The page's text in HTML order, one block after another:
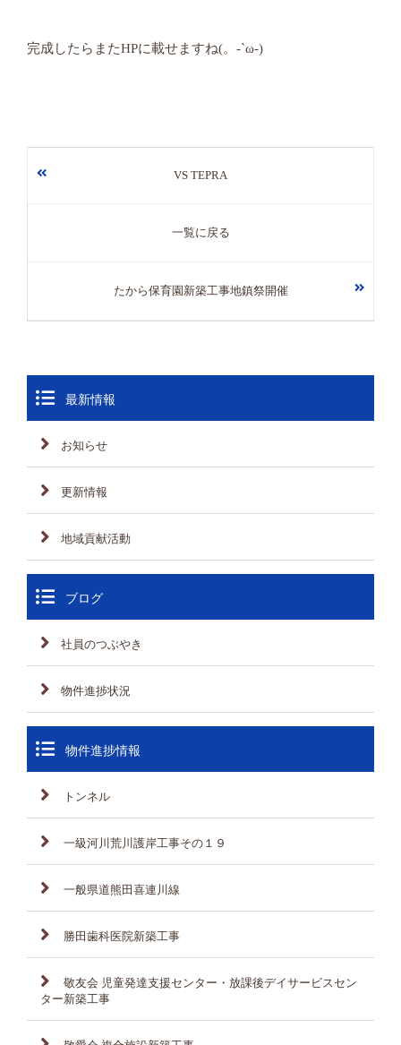
完成したらまたHPに載せますね(。-`ω-)
VS TEPRA
一覧に戻る
たから保育園新築工事地鎮祭開催
最新情報
お知らせ
更新情報
地域貢献活動
ブログ
社員のつぶやき
物件進捗状況
物件進捗情報
トンネル
一級河川荒川護岸工事その１９
一般県道熊田喜連川線
勝田歯科医院新築工事
敬友会 児童発達支援センター・放課後デイサービスセン
ター新築工事